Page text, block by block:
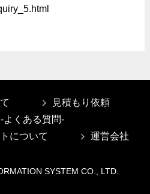
見積もり依頼
よくある質問-
について
運営会社
SYSTEM CO., LTD.